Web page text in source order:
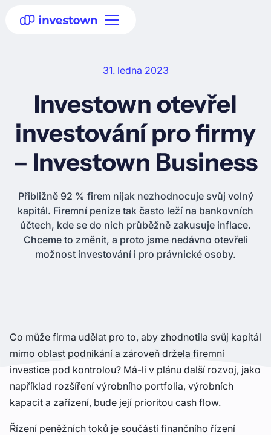
31. ledna 2023
Investown otevřel
investování pro firmy
– Investown Business
Přibližně 92 % firem nijak nezhodnocuje svůj volný
kapitál. Firemní peníze tak často leží na bankovních
účtech, kde se do nich průběžně zakusuje inflace.
Chceme to změnit, a proto jsme nedávno otevřeli
možnost investování i pro právnické osoby.
Co může firma udělat pro to, aby zhodnotila svůj kapitál
mimo oblast podnikání a zároveň držela firemní
investice pod kontrolou? Má-li v plánu další rozvoj, jako
například rozšíření výrobního portfolia, výrobních
kapacit a zařízení, bude její prioritou cash flow.
Řízení peněžních toků je součástí finančního řízení